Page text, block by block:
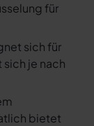
für
sich für
sich je nach
bietet